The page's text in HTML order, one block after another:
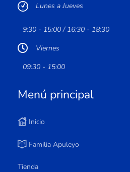
Lunes a Jueves
9:30 - 15:00 / 16:30 - 18:30
Viernes
09:30 - 15:00
Menú principal
Inicio
Familia Apuleyo
Tienda